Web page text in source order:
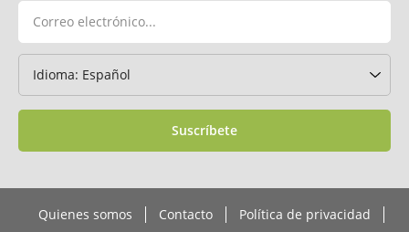
Suscríbete
Quienes somos Contacto Política de privacidad